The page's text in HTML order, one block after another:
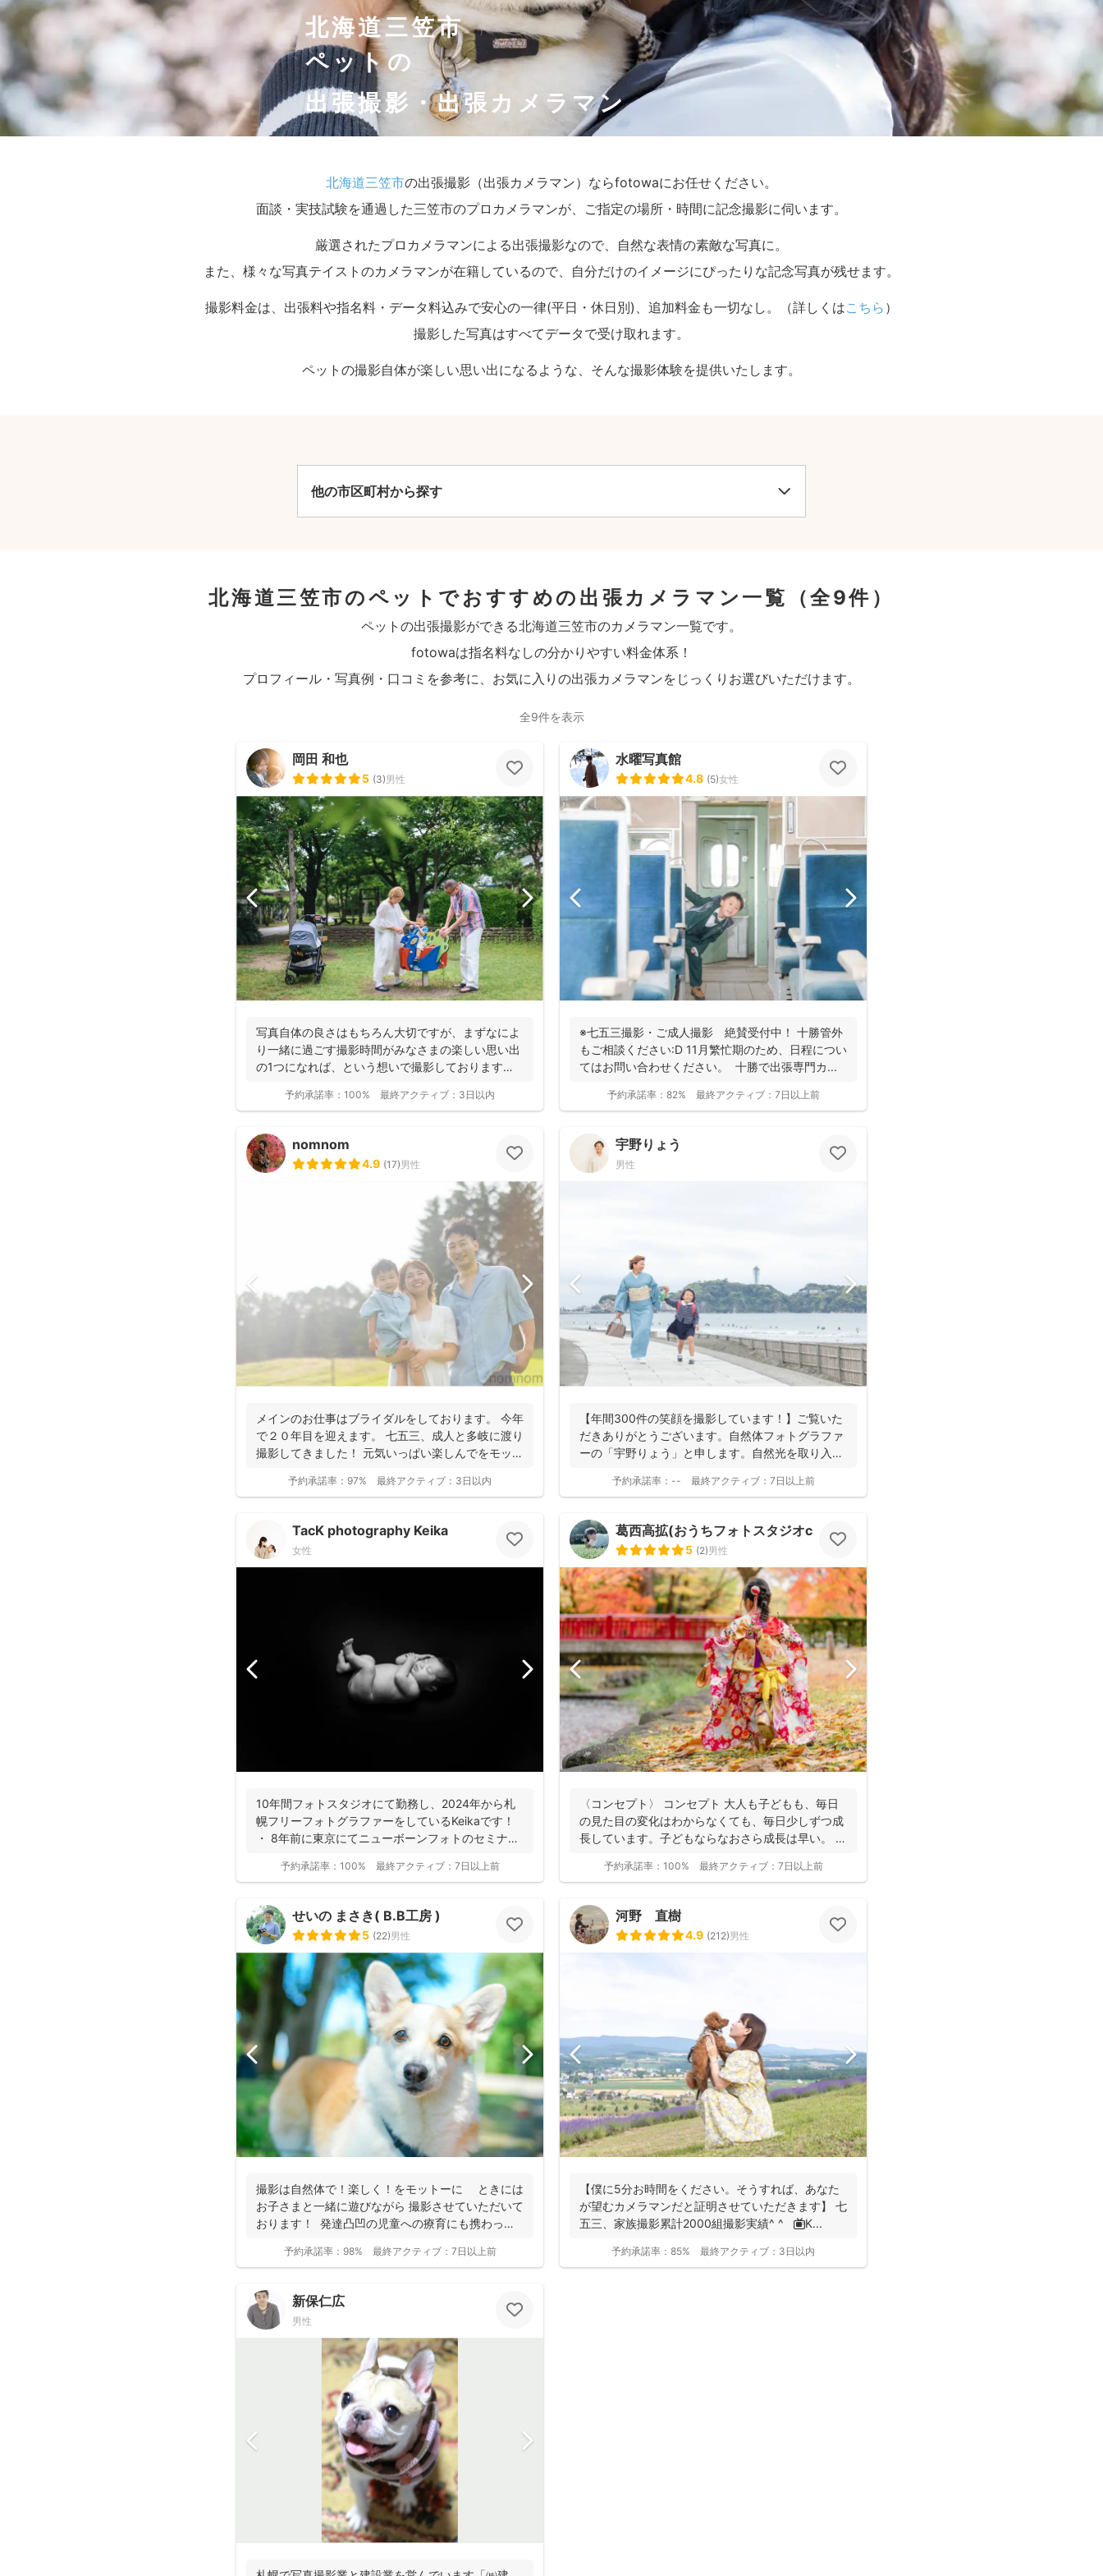
北海道三笠市
ペットの
出張撮影・出張カメラマン
北海道三笠市の出張撮影（出張カメラマン）ならfotowaにお任せください。
面談・実技試験を通過した三笠市のプロカメラマンが、ご指定の場所・時間に記念撮影に伺います。
厳選されたプロカメラマンによる出張撮影なので、自然な表情の素敵な写真に。
また、様々な写真テイストのカメラマンが在籍しているので、自分だけのイメージにぴったりな記念写真が残せます。
撮影料金は、出張料や指名料・データ料込みで安心の一律(平日・休日別)、追加料金も一切なし。（詳しくはこちら ）
撮影した写真はすべてデータで受け取れます。
ペットの撮影自体が楽しい思い出になるような、そんな撮影体験を提供いたします。
他の市区町村から探す
北海道三笠市のペットでおすすめの出張カメラマン一覧 （全9件）
ペットの出張撮影ができる北海道三笠市のカメラマン一覧です。
fotowaは指名料なしの分かりやすい料金体系！
プロフィール・写真例・口コミを参考に、お気に入りの出張カメラマンをじっくりお選びいただけます。
全9件を表示
岡田 和也
5 (3)男性
写真自体の良さはもちろん大切ですが、まずなによ
り一緒に過ごす撮影時間がみなさまの楽しい思い出
の1つになれば、という想いで撮影しております！
予約承諾率： 100% 最終アクティブ： 3日以内
水曜写真館
4.8 (5)女性
※七五三撮影・ご成人撮影 絶賛受付中！ 十勝管外
もご相談ください:D 11月繁忙期のため、日程につい
てはお問い合わせください。 十勝で出張専門カ...
予約承諾率： 82% 最終アクティブ： 7日以上前
nomnom
4.9 (17)男性
メインのお仕事はブライダルをしております。 今年
で２０年目を迎えます。 七五三、成人と多岐に渡り
撮影してきました！ 元気いっぱい楽しんでをモット
予約承諾率： 97% 最終アクティブ： 3日以内
宇野りょう
男性
【年間300件の笑顔を撮影しています！】ご覧いた
だきありがとうございます。自然体フォトグラファ
ーの「宇野りょう」と申します。自然光を取り入れ
予約承諾率： -- 最終アクティブ： 7日以上前
TacK photography Keika
女性
10年間フォトスタジオにて勤務し、2024年から札
幌フリーフォトグラファーをしているKeikaです！
・ 8年前に東京にてニューボーンフォトのセミナ
予約承諾率： 100% 最終アクティブ： 7日以上前
葛西高拡(おうちフォトスタジオcocofilm)
5 (2)男性
〈コンセプト〉 コンセプト 大人も子どもも、毎日
の見た目の変化はわからなくても、毎日少しずつ成
長しています。子どもならなおさら成長は早い。
予約承諾率： 100% 最終アクティブ： 7日以上前
せいの まさき( B.B工房 )
5 (22)男性
撮影は自然体で！楽しく！をモットーに ときには
お子さまと一緒に遊びながら 撮影させていただいて
おります！ 発達凸凹の児童への療育にも携わって
予約承諾率： 98% 最終アクティブ： 7日以上前
河野 直樹
4.9 (212)男性
【僕に5分お時間をください。そうすれば、あなた
が望むカメラマンだと証明させていただきます】 七
五三、家族撮影累計2000組撮影実績^ ^ 📺K...
予約承諾率： 85% 最終アクティブ： 3日以内
新保仁広
男性
撮影基本料
全ジャンル共通
平日 24,200